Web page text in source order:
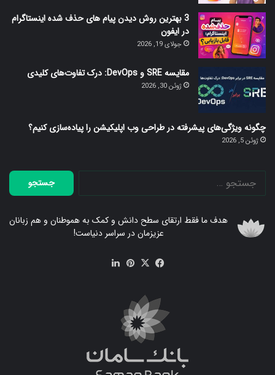
3 بهترین روش دیدن پیام های حذف شده اینستاگرام
در ایفون
جولای 19, 2026
مقایسه SRE و DevOps: درک تفاوت‌های کلیدی
ژوئن 30, 2026
چگونه ویژگی‌های پیشرفته در طراحی وب اپلیکیشن را پیاده‌سازی کنیم؟
ژوئن 5, 2026
جستجو
برای:
هدف ما فقط ارتقای سطح دانش و کمک به هموطنان و هم زبانان
عزیزمان در سراسر دنیاست!
فیسX ‫پین‌ترست